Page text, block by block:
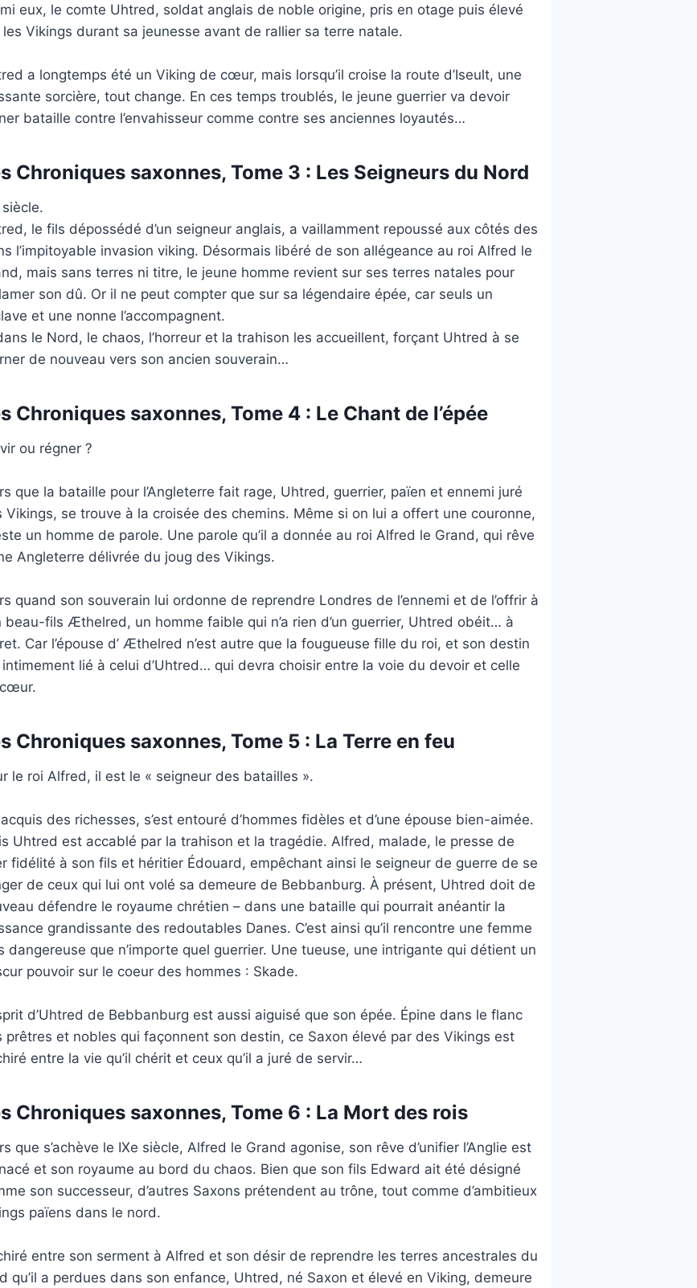
eux, le comte Uhtred, soldat anglais de noble origine, pris en otage puis élevé
les Vikings durant sa jeunesse avant de rallier sa terre natale.
a longtemps été un Viking de cœur, mais lorsqu’il croise la route d’Iseult, une
sorcière, tout change. En ces temps troublés, le jeune guerrier va devoir
bataille contre l’envahisseur comme contre ses anciennes loyautés…
Chroniques saxonnes, Tome 3 : Les Seigneurs du Nord
siècle.
le fils dépossédé d’un seigneur anglais, a vaillamment repoussé aux côtés des
l’impitoyable invasion viking. Désormais libéré de son allégeance au roi Alfred le
mais sans terres ni titre, le jeune homme revient sur ses terres natales pour
son dû. Or il ne peut compter que sur sa légendaire épée, car seuls un
et une nonne l’accompagnent.
le Nord, le chaos, l’horreur et la trahison les accueillent, forçant Uhtred à se
de nouveau vers son ancien souverain…
Chroniques saxonnes, Tome 4 : Le Chant de l’épée
ou régner ?
que la bataille pour l’Angleterre fait rage, Uhtred, guerrier, païen et ennemi juré
Vikings, se trouve à la croisée des chemins. Même si on lui a offert une couronne,
un homme de parole. Une parole qu’il a donnée au roi Alfred le Grand, qui rêve
Angleterre délivrée du joug des Vikings.
quand son souverain lui ordonne de reprendre Londres de l’ennemi et de l’offrir à
beau-fils Æthelred, un homme faible qui n’a rien d’un guerrier, Uhtred obéit… à
Car l’épouse d’ Æthelred n’est autre que la fougueuse fille du roi, et son destin
lié à celui d’Uhtred… qui devra choisir entre la voie du devoir et celle
Chroniques saxonnes, Tome 5 : La Terre en feu
le roi Alfred, il est le « seigneur des batailles ».
des richesses, s’est entouré d’hommes fidèles et d’une épouse bien-aimée.
Uhtred est accablé par la trahison et la tragédie. Alfred, malade, le presse de
fidélité à son fils et héritier Édouard, empêchant ainsi le seigneur de guerre de se
de ceux qui lui ont volé sa demeure de Bebbanburg. À présent, Uhtred doit de
défendre le royaume chrétien – dans une bataille qui pourrait anéantir la
grandissante des redoutables Danes. C’est ainsi qu’il rencontre une femme
dangereuse que n’importe quel guerrier. Une tueuse, une intrigante qui détient un
pouvoir sur le coeur des hommes : Skade.
d’Uhtred de Bebbanburg est aussi aiguisé que son épée. Épine dans le flanc
prêtres et nobles qui façonnent son destin, ce Saxon élevé par des Vikings est
entre la vie qu’il chérit et ceux qu’il a juré de servir…
Chroniques saxonnes, Tome 6 : La Mort des rois
que s’achève le IXe siècle, Alfred le Grand agonise, son rêve d’unifier l’Anglie est
et son royaume au bord du chaos. Bien que son fils Edward ait été désigné
son successeur, d’autres Saxons prétendent au trône, tout comme d’ambitieux
païens dans le nord.
entre son serment à Alfred et son désir de reprendre les terres ancestrales du
qu’il a perdues dans son enfance, Uhtred, né Saxon et élevé en Viking, demeure